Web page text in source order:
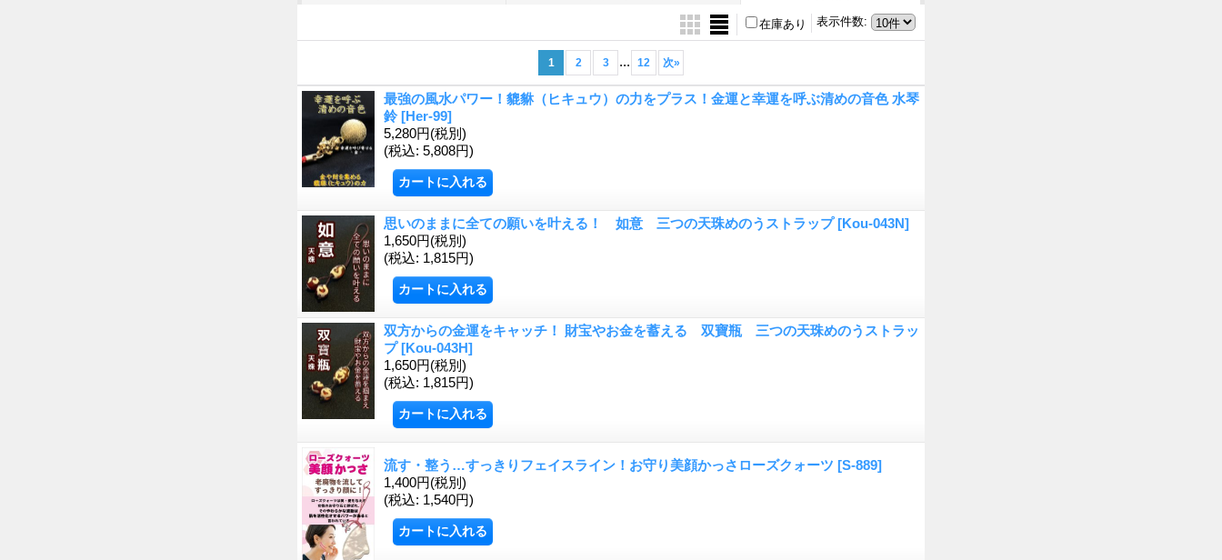
表示件数:
在庫あり
1 2 3 ... 12 次»
最強の風水パワー！貔貅（ヒキュウ）の力をプラス！金運と幸運を呼ぶ清めの音色 水琴
鈴[Her-99]
5,280円(税別)
(税込: 5,808円)
思いのままに全ての願いを叶える！ 如意 三つの天珠めのうストラップ[Kou-043N]
1,650円(税別)
(税込: 1,815円)
双方からの金運をキャッチ！ 財宝やお金を蓄える 双寶瓶 三つの天珠めのうストラッ
プ[Kou-043H]
1,650円(税別)
(税込: 1,815円)
流す・整う…すっきりフェイスライン！お守り美顔かっさローズクォーツ [S-889]
1,400円(税別)
(税込: 1,540円)